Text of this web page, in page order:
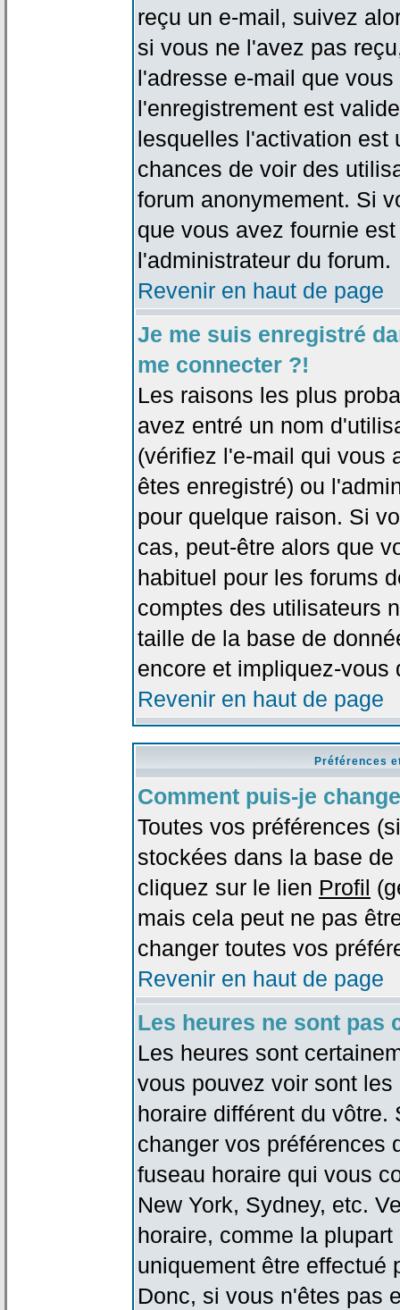
reçu un e-mail, suivez
si vous ne l'avez pas
l'adresse e-mail que
l'enregistrement est
lesquelles l'activation est
chances de voir des
forum anonymement. Si
que vous avez fournie
l'administrateur du forum.
Revenir en haut de page
Je me suis enregistré
me connecter ?!
Les raisons les plus
avez entré un nom
(vérifiez l'e-mail qui vous
êtes enregistré) ou
pour quelque raison. Si
cas, peut-être alors que
habituel pour les forums
comptes des utilisateurs
taille de la base de
encore et impliquez-
Revenir en haut de page
Préférences
Comment puis-je
Toutes vos préférences
stockées dans la base
cliquez sur le lien Profil
mais cela peut ne pas
changer toutes vos
Revenir en haut de page
Les heures ne sont pas
Les heures sont
vous pouvez voir sont
horaire différent du
changer vos préférences
fuseau horaire qui vous
New York, Sydney, etc.
horaire, comme la
uniquement être effectué
Donc, si vous n'êtes pas